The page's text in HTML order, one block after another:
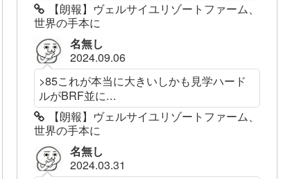
【朗報】ヴェルサイユリゾートファーム、
世界の手本に
名無し
2024.09.06
>85これが本当に大きいしかも見学ハード
ルがBRF並に...
【朗報】ヴェルサイユリゾートファーム、
世界の手本に
名無し
2024.03.31